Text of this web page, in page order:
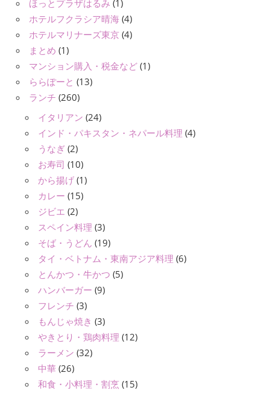
ほっとプラザはるみ (1)
ホテルフクラシア晴海 (4)
ホテルマリナーズ東京 (4)
まとめ (1)
マンション購入・税金など (1)
ららぽーと (13)
ランチ (260)
イタリアン (24)
インド・パキスタン・ネパール料理 (4)
うなぎ (2)
お寿司 (10)
から揚げ (1)
カレー (15)
ジビエ (2)
スペイン料理 (3)
そば・うどん (19)
タイ・ベトナム・東南アジア料理 (6)
とんかつ・牛かつ (5)
ハンバーガー (9)
フレンチ (3)
もんじゃ焼き (3)
やきとり・鶏肉料理 (12)
ラーメン (32)
中華 (26)
和食・小料理・割烹 (15)